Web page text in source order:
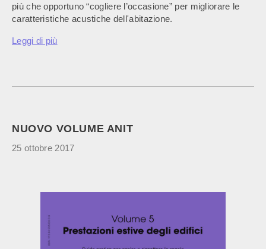
più che opportuno “cogliere l’occasione” per migliorare le
caratteristiche acustiche dell'abitazione.
Leggi di più
NUOVO VOLUME ANIT
25 ottobre 2017